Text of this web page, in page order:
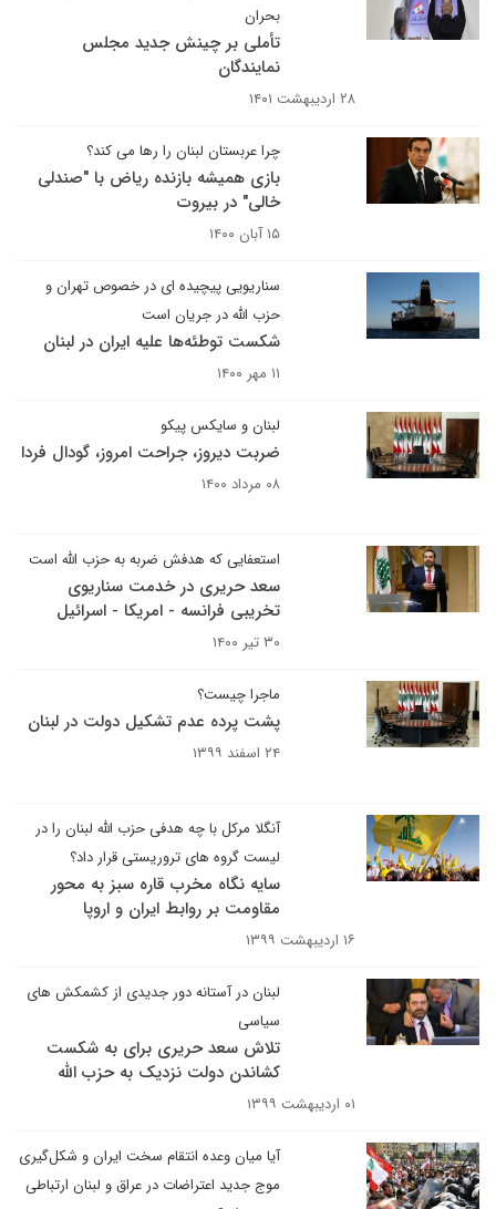
بحران
تأملی بر چینش جدید مجلس
نمایندگان
۲۸ اردیبهشت ۱۴۰۱
چرا عربستان لبنان را رها می کند؟
بازی همیشه بازنده ریاض با "صندلی
خالی" در بیروت
۱۵ آبان ۱۴۰۰
سناریویی پیچیده ای در خصوص تهران و
حزب الله در جریان است
شکست توطئه‌ها علیه ایران در لبنان
۱۱ مهر ۱۴۰۰
لبنان و سایکس پیکو
ضربت دیروز، جراحت امروز، گودال فردا
۰۸ مرداد ۱۴۰۰
استعفایی که هدفش ضربه به حزب الله است
سعد حریری در خدمت سناریوی
تخریبی فرانسه - امریکا - اسرائیل
۳۰ تیر ۱۴۰۰
ماجرا چیست؟
پشت پرده عدم تشکیل دولت در لبنان
۲۴ اسفند ۱۳۹۹
آنگلا مرکل با چه هدفی حزب الله لبنان را در
لیست گروه های تروریستی قرار داد؟
سایه نگاه مخرب قاره سبز به محور
مقاومت بر روابط ایران و اروپا
۱۶ اردیبهشت ۱۳۹۹
لبنان در آستانه دور جدیدی از کشمکش های
سیاسی
تلاش سعد حریری برای به شکست
کشاندن دولت نزدیک به حزب الله
۰۱ اردیبهشت ۱۳۹۹
آیا میان وعده انتقام سخت ایران و شکل‌گیری
موج جدید اعتراضات در عراق و لبنان ارتباطی